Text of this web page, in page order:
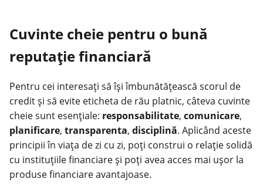
Cuvinte cheie pentru o bună
reputație financiară
Pentru cei interesați să își îmbunătățească scorul de
credit și să evite eticheta de rău platnic, câteva cuvinte
cheie sunt esențiale: responsabilitate, comunicare,
planificare, transparenta, disciplină. Aplicând aceste
principii în viața de zi cu zi, poți construi o relație solidă
cu instituțiile financiare și poți avea acces mai ușor la
produse financiare avantajoase.